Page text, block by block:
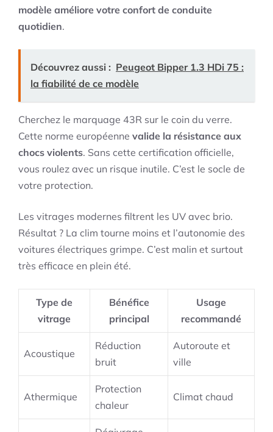
modèle améliore votre confort de conduite
quotidien.
Découvrez aussi : Peugeot Bipper 1.3 HDi 75 :
la fiabilité de ce modèle
Cherchez le marquage 43R sur le coin du verre.
Cette norme européenne valide la résistance aux
chocs violents. Sans cette certification officielle,
vous roulez avec un risque inutile. C’est le socle de
votre protection.
Les vitrages modernes filtrent les UV avec brio.
Résultat ? La clim tourne moins et l’autonomie des
voitures électriques grimpe. C’est malin et surtout
très efficace en plein été.
Type de
vitrage
Bénéfice
principal
Usage
recommandé
Acoustique
Réduction
bruit
Autoroute et
ville
Athermique
Protection
chaleur
Climat chaud